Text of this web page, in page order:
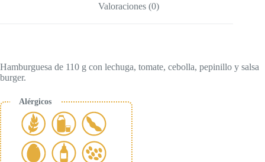
Valoraciones (0)
Hamburguesa de 110 g con lechuga, tomate, cebolla, pepinillo y salsa
burger.
Alérgicos